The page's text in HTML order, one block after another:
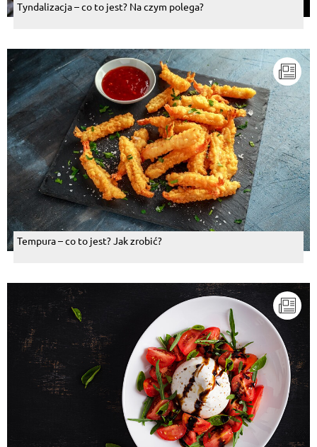
Tyndalizacja – co to jest? Na czym polega?
Tempura – co to jest? Jak zrobić?